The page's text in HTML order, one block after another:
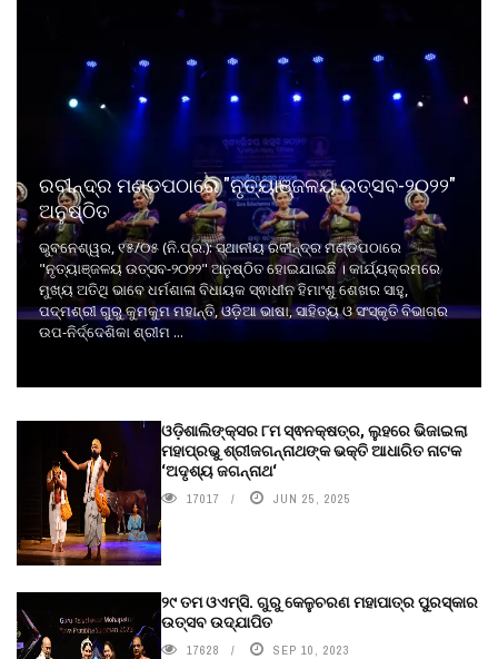
ରବୀନ୍ଦ୍ର ମଣ୍ଡପଠାରେ "ନୃତ୍ୟାଞ୍ଜଳୟ ଉତ୍ସବ-୨୦୨୨"
ଅନୁଷ୍ଠିତ
ଭୁବନେଶ୍ୱର, ୧୫/୦୫ (ନି.ପ୍ର.): ସ୍ଥାନୀୟ ରବୀନ୍ଦ୍ର ମଣ୍ଡପଠାରେ
"ନୃତ୍ୟାଞ୍ଜଳୟ ଉତ୍ସବ-୨୦୨୨" ଅନୁଷ୍ଠିତ ହୋଇଯାଇଛି । କାର୍ଯ୍ୟକ୍ରମରେ
ମୁଖ୍ୟ ଅତିଥି ଭାବେ ଧର୍ମଶାଳା ବିଧାୟକ ସ୍ଵାଧୀନ ହିମାଂଶୁ ଶେଖର ସାହୁ,
ପଦ୍ମଶ୍ରୀ ଗୁରୁ କୁମକୁମ ମହାନ୍ତି, ଓଡ଼ିଆ ଭାଷା, ସାହିତ୍ୟ ଓ ସଂସ୍କୃତି ବିଭାଗର
ଉପ-ନିର୍ଦ୍ଦେଶିକା ଶ୍ରୀମ ...
ଓଡ଼ିଶାଲିଙ୍କ୍ସର ୮ମ ସ୍ଵନକ୍ଷତ୍ର, ଲୁହରେ ଭିଜାଇଲା
ମହାପ୍ରଭୁ ଶ୍ରୀଜଗନ୍ନାଥଙ୍କ ଭକ୍ତି ଆଧାରିତ ନାଟକ
‘ଅଦୃଶ୍ୟ ଜଗନ୍ନାଥ‘
17017 JUN 25, 2025
୨୯ ତମ ଓଏମ୍‌ସି. ଗୁରୁ କେଳୁଚରଣ ମହାପାତ୍ର ପୁରସ୍କାର
ଉତ୍ସବ ଉଦ୍‍ଯାପିତ
17628 SEP 10, 2023